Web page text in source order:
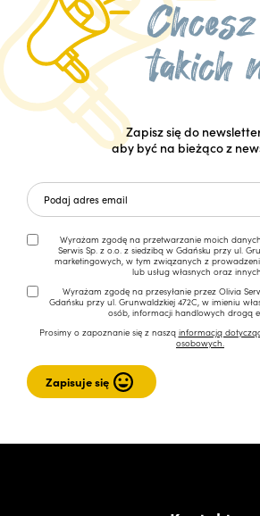
Zapisz się do
aby być na bieżąco z
Wyrażam zgodę na przetwarzanie moich
Serwis Sp. z o.o. z siedzibą w Gdańsku przy ul.
marketingowych, w tym związanych z
lub usług własnych oraz
Wyrażam zgodę na przesyłanie przez Olivia
Gdańsku przy ul. Grunwaldzkiej 472C, w imieniu
osób, informacji handlowych drogą
Prosimy o zapoznanie się z naszą informacją
osobowych.